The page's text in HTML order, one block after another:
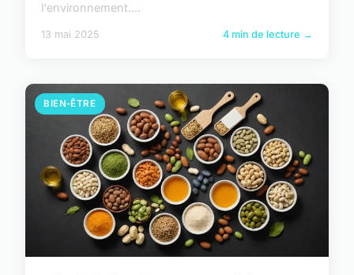
l'environnement....
13 mai 2025 4 min de lecture →
BIEN-ÊTRE